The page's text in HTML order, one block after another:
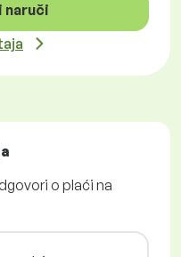
naruči
o plaći na